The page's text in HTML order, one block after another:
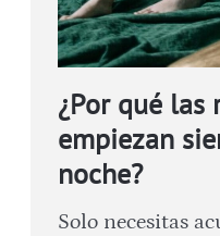
¿Por qué las
empiezan
noche?
Solo necesitas